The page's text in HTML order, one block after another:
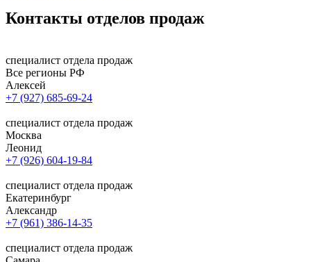
Контакты отделов продаж
специалист отдела продаж
Все регионы РФ
Алексей
+7 (927) 685-69-24
специалист отдела продаж
Москва
Леонид
+7 (926) 604-19-84
специалист отдела продаж
Екатеринбург
Александр
+7 (961) 386-14-35
специалист отдела продаж